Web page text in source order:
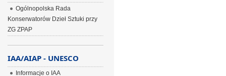
Ogólnopolska Rada
Konserwatorów Dzieł Sztuki przy
ZG ZPAP
IAA/AIAP - UNESCO
Informacje o IAA